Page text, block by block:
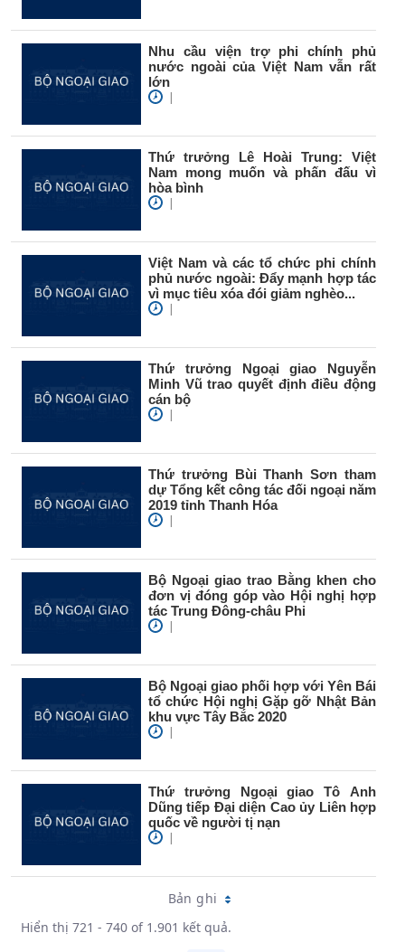
Nhu cầu viện trợ phi chính phủ
nước ngoài của Việt Nam vẫn rất
lớn
|
Thứ trưởng Lê Hoài Trung: Việt
Nam mong muốn và phấn đấu vì
hòa bình
|
Việt Nam và các tổ chức phi chính
phủ nước ngoài: Đẩy mạnh hợp tác
vì mục tiêu xóa đói giảm nghèo...
|
Thứ trưởng Ngoại giao Nguyễn
Minh Vũ trao quyết định điều động
cán bộ
|
Thứ trưởng Bùi Thanh Sơn tham
dự Tổng kết công tác đối ngoại năm
2019 tỉnh Thanh Hóa
|
Bộ Ngoại giao trao Bằng khen cho
đơn vị đóng góp vào Hội nghị hợp
tác Trung Đông-châu Phi
|
Bộ Ngoại giao phối hợp với Yên Bái
tổ chức Hội nghị Gặp gỡ Nhật Bản
khu vực Tây Bắc 2020
|
Thứ trưởng Ngoại giao Tô Anh
Dũng tiếp Đại diện Cao ủy Liên hợp
quốc về người tị nạn
|
Bản ghi
Hiển thị 721 - 740 of 1.901 kết quả.